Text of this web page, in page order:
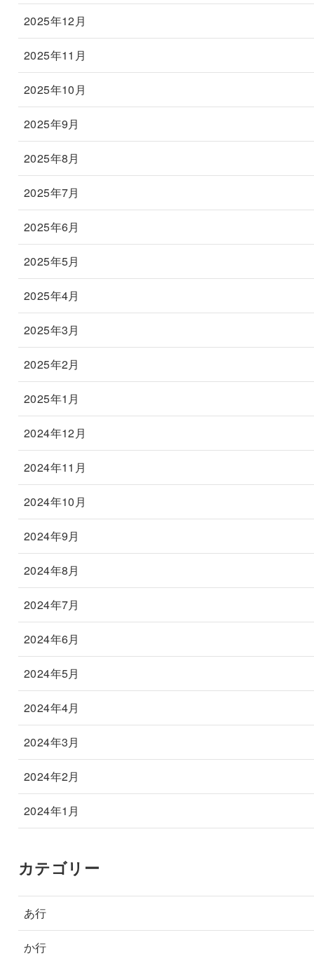
2025年12月
2025年11月
2025年10月
2025年9月
2025年8月
2025年7月
2025年6月
2025年5月
2025年4月
2025年3月
2025年2月
2025年1月
2024年12月
2024年11月
2024年10月
2024年9月
2024年8月
2024年7月
2024年6月
2024年5月
2024年4月
2024年3月
2024年2月
2024年1月
カテゴリー
あ行
か行